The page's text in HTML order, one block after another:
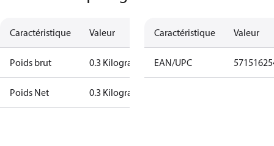
Caractéristique Valeur
Poids brut 0.3 Kilogram
Poids Net 0.3 Kilogram
Caractéristique Valeur
EAN/UPC